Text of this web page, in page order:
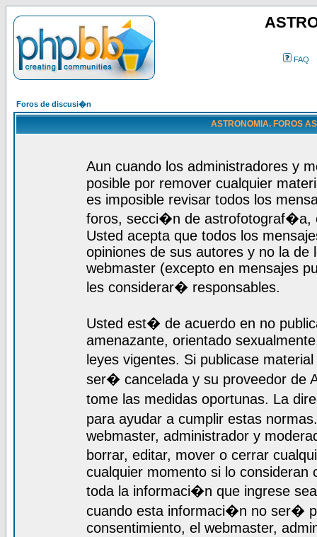
FAQ
Foros de discusi�n
ASTRONOMIA. FOROS
Aun cuando los administradores y
posible por remover cualquier
es imposible revisar todos los
foros, secci�n de astrofotograf�a,
Usted acepta que todos los
opiniones de sus autores y no la
webmaster (excepto en mensajes
les considerar� responsables.
Usted est� de acuerdo en no
amenazante, orientado
leyes vigentes. Si publicase
ser� cancelada y su proveedor de
tome las medidas oportunas. La
para ayudar a cumplir estas
webmaster, administrador y
borrar, editar, mover o cerrar
cualquier momento si lo consideran
toda la informaci�n que ingrese
cuando esta informaci�n no ser�
consentimiento, el webmaster,